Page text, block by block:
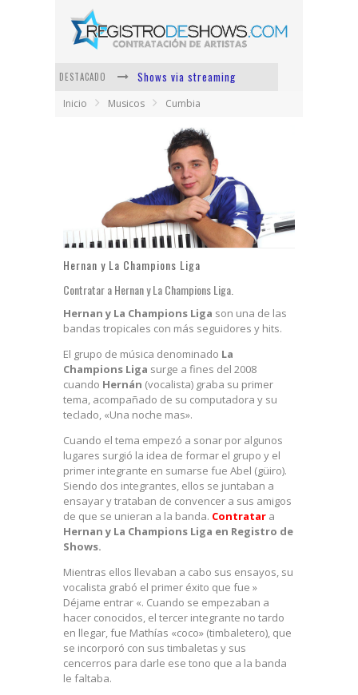
DESTACADO
Shows via streaming
Lit Killah
Nicki Nicole
Vi Em
Los Ángeles Azules
Inicio Musicos Cumbia
Hernan y La Champions Liga
Contratar a Hernan y La Champions Liga.
Hernan y La Champions Liga son una de las
bandas tropicales con más seguidores y hits.
El grupo de música denominado La
Champions Liga surge a fines del 2008
cuando Hernán (vocalista) graba su primer
tema, acompañado de su computadora y su
teclado, «Una noche mas».
Cuando el tema empezó a sonar por algunos
lugares surgió la idea de formar el grupo y el
primer integrante en sumarse fue Abel (güiro).
Siendo dos integrantes, ellos se juntaban a
ensayar y trataban de convencer a sus amigos
de que se unieran a la banda. Contratar a
Hernan y La Champions Liga en Registro de
Shows.
Mientras ellos llevaban a cabo sus ensayos, su
vocalista grabó el primer éxito que fue »
Déjame entrar «. Cuando se empezaban a
hacer conocidos, el tercer integrante no tardo
en llegar, fue Mathías «coco» (timbaletero), que
se incorporó con sus timbaletas y sus
cencerros para darle ese tono que a la banda
le faltaba.